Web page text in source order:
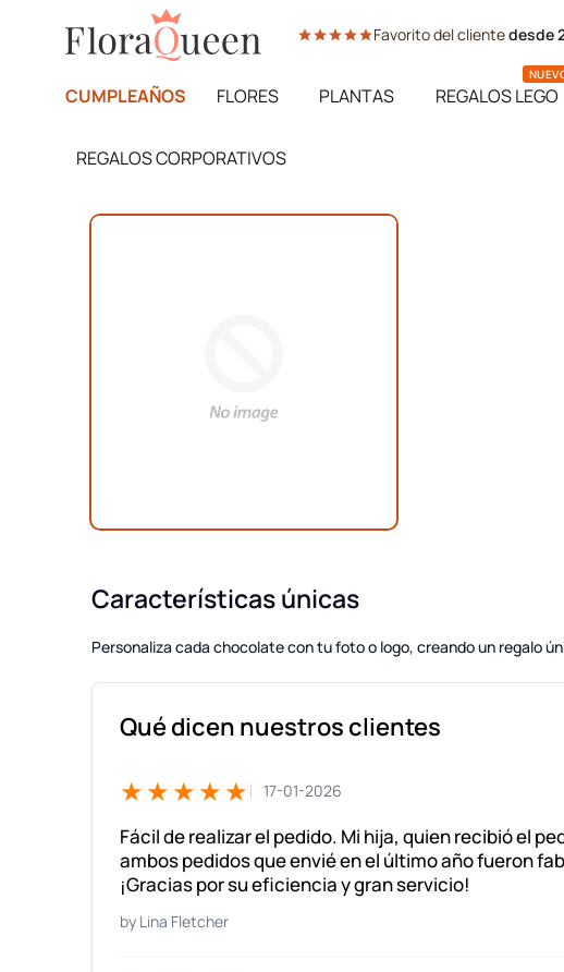
directamente
contenido
Favorito del clientedesde
CUMPLEAÑOS FLORES PLANTAS REGALOS LEGO
REGALOS CORPORATIVOS
Características únicas
Personaliza cada chocolate con tu foto o logo, creando un regalo
Qué dicen nuestros clientes
★★★★★ 17-01-2026
Fácil de realizar el pedido. Mi hija, quien recibió el
ambos pedidos que envié en el último año fueron
¡Gracias por su eficiencia y gran servicio!
Lina Fletcher